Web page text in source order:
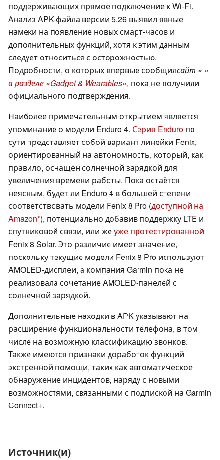
поддерживающих прямое подключение к Wi-Fi.
Анализ APK-файла версии 5.26 выявил явные
намеки на появление новых смарт-часов и
дополнительных функций, хотя к этим данным
следует относиться с осторожностью.
Подробности, о которых впервые сообщилсайт « »
в разделе «Gadget & Wearables», пока не получили
официального подтверждения.
Наиболее примечательным открытием является
упоминание о модели Enduro 4. Серия Enduro по
сути представляет собой вариант линейки Fenix,
ориентированный на автономность, который, как
правило, оснащён солнечной зарядкой для
увеличения времени работы. Пока остаётся
неясным, будет ли Enduro 4 в большей степени
соответствовать модели Fenix 8 Pro (доступной на
Amazon ), потенциально добавив поддержку LTE и
спутниковой связи, или жеуже протестированной
Fenix 8 Solar. Это различие имеет значение,
поскольку текущие модели Fenix 8 Pro используют
AMOLED-дисплеи, а компания Garmin пока не
реализовала сочетание AMOLED-панелей с
солнечной зарядкой.
Дополнительные находки в APK указывают на
расширение функциональности телефона, в том
числе на возможную классификацию звонков.
Также имеются признаки доработок функций
экстренной помощи, таких как автоматическое
обнаружение инцидентов, наряду с новыми
возможностями, связанными с подпиской на Garmin
Connect+.
Источник(и)